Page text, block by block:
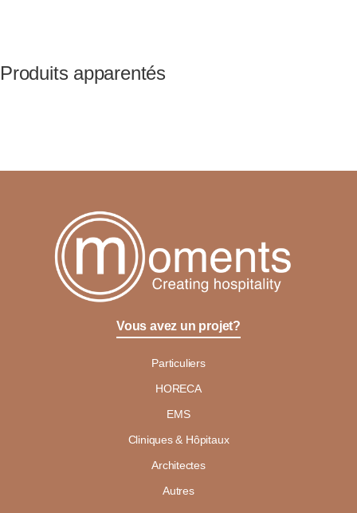
Produits apparentés
Vous avez un projet?
Particuliers
HORECA
EMS
Cliniques & Hôpitaux
Architectes
Autres